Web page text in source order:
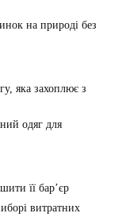
на природі без
яка захоплює з
одяг для
її бар’єр
витратних